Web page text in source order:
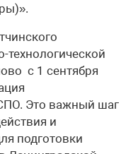
технологической
с 1 сентября
Это важный шаг
и
подготовки